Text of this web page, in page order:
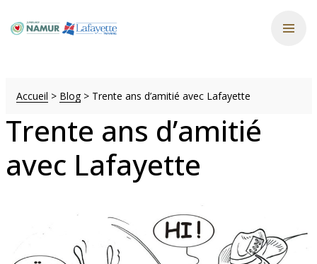
Accueil > Blog> Trente ans d’amitié avec Lafayette
Trente ans d’amitié
avec Lafayette